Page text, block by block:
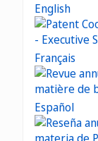
English
Français
Español